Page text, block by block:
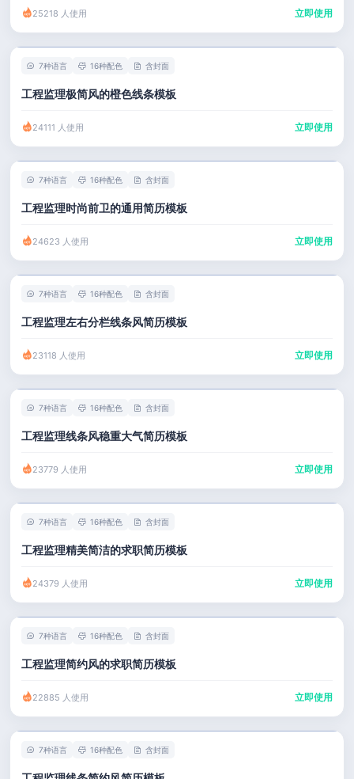
25218 人使用 立即使用
7种语言 16种配色 含封面
工程监理极简风的橙色线条模板
24111 人使用 立即使用
7种语言 16种配色 含封面
工程监理时尚前卫的通用简历模板
24623 人使用 立即使用
7种语言 16种配色 含封面
工程监理左右分栏线条风简历模板
23118 人使用 立即使用
7种语言 16种配色 含封面
工程监理线条风稳重大气简历模板
23779 人使用 立即使用
7种语言 16种配色 含封面
工程监理精美简洁的求职简历模板
24379 人使用 立即使用
7种语言 16种配色 含封面
工程监理简约风的求职简历模板
22885 人使用 立即使用
7种语言 16种配色 含封面